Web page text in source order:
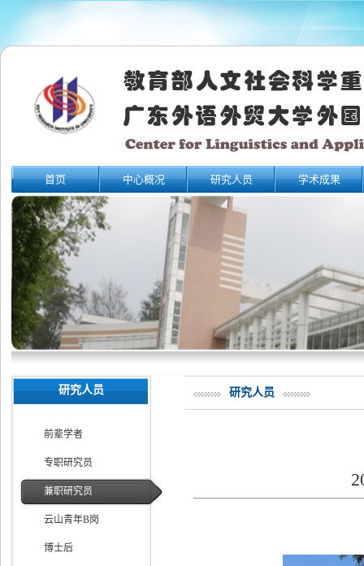
首页 中心概况 研究人员 学术成果
研究人员
前辈学者
专职研究员
兼职研究员
云山青年B岗
博士后
研究人员